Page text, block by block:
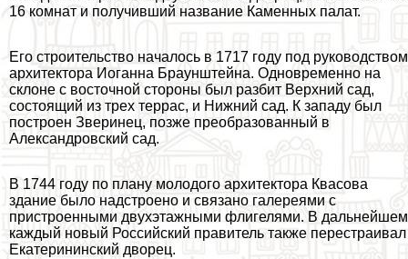
16 комнат и получивший название Каменных палат.
Его строительство началось в 1717 году под руководством
архитектора Иоганна Браунштейна. Одновременно на
склоне с восточной стороны был разбит Верхний сад,
состоящий из трех террас, и Нижний сад. К западу был
построен Зверинец, позже преобразованный в
Александровский сад.
В 1744 году по плану молодого архитектора Квасова
здание было надстроено и связано галереями с
пристроенными двухэтажными флигелями. В дальнейшем
каждый новый Российский правитель также перестраивал
Екатерининский дворец.